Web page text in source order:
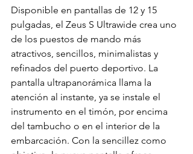
Disponible en pantallas de 12 y 15
pulgadas, el Zeus S Ultrawide crea uno
de los puestos de mando más
atractivos, sencillos, minimalistas y
refinados del puerto deportivo. La
pantalla ultrapanorámica llama la
atención al instante, ya se instale el
instrumento en el timón, por encima
del tambucho o en el interior de la
embarcación. Con la sencillez como